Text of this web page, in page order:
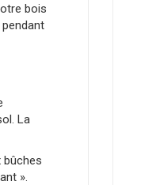
bois
La
bûches
».